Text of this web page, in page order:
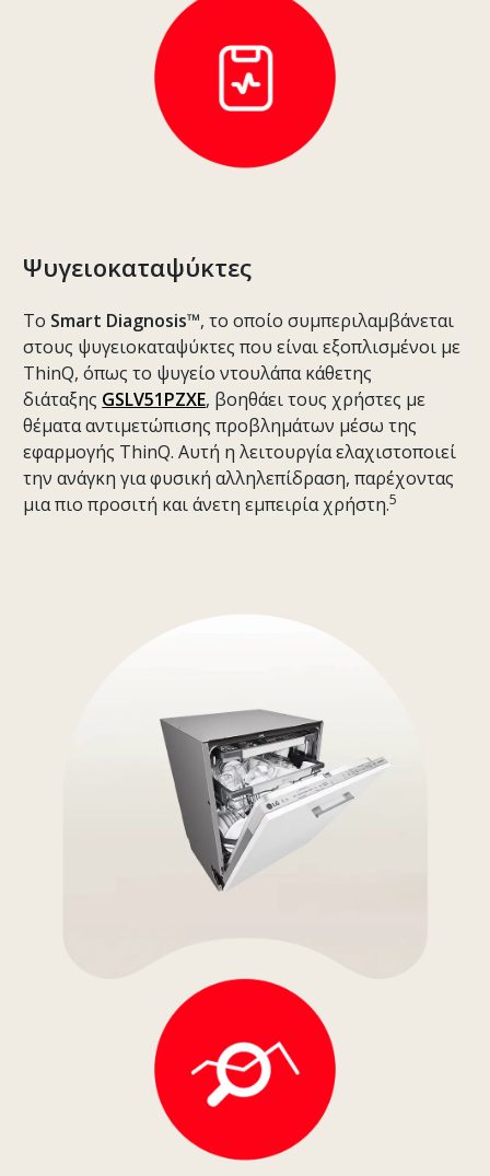
Ψυγειοκαταψύκτες
Το Smart Diagnosis™, το οποίο συμπεριλαμβάνεται
στους ψυγειοκαταψύκτες που είναι εξοπλισμένοι με
ThinQ, όπως το ψυγείο ντουλάπα κάθετης
διάταξης GSLV51PZXE, βοηθάει τους χρήστες με
θέματα αντιμετώπισης προβλημάτων μέσω της
εφαρμογής ThinQ. Αυτή η λειτουργία ελαχιστοποιεί
την ανάγκη για φυσική αλληλεπίδραση, παρέχοντας
μια πιο προσιτή και άνετη εμπειρία χρήστη.5